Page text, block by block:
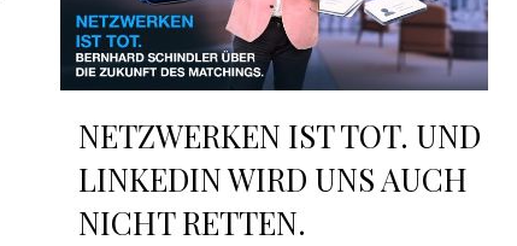
NETZWERKEN IST TOT. UND
LINKEDIN WIRD UNS AUCH
NICHT RETTEN.